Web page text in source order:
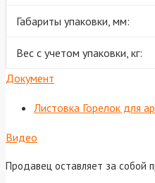
Габариты упаковки, мм:
Вес с учетом упаковки, кг:
Документ
Листовка Горелок для
Видео
Продавец оставляет за собой